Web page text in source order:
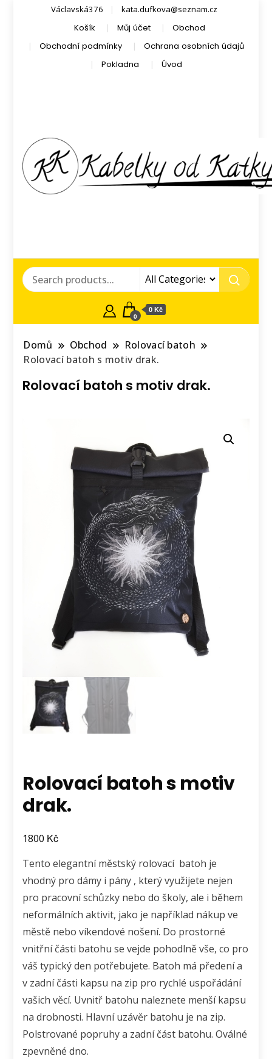
Václavská376 kata.dufkova@seznam.cz
Košík Můj účet
Obchod
Obchodní podmínky
Ochrana osobních údajů
Pokladna
Úvod
0
0 Kč
Domů Obchod
Rolovací batoh
Rolovací batoh s motiv drak.
Rolovací batoh s motiv drak.
Rolovací batoh s motiv
drak.
1800 Kč
Tento elegantní městský rolovací batoh je
vhodný pro dámy i pány , který využijete nejen
pro pracovní schůzky nebo do školy, ale i během
neformálních aktivit, jako je například nákup ve
městě nebo víkendové nošení. Do prostorné
vnitřní části batohu se vejde pohodlně vše, co pro
váš typický den potřebujete. Batoh má předení a
v zadní části kapsu na zip pro rychlé uspořádání
vašich věcí. Uvnitř batohu naleznete menší kapsu
na drobnosti. Hlavní uzávěr batohu je na zip.
Polstrované popruhy a zadní část batohu. Oválné
zpevněné dno.